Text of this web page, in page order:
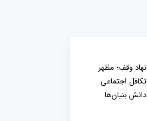
نهاد وقف؛ مظهر
تکافل اجتماعی
دانش بنیان‌ها